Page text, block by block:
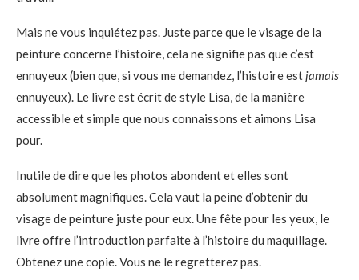
Mais ne vous inquiétez pas. Juste parce que le visage de la
peinture concerne l’histoire, cela ne signifie pas que c’est
ennuyeux (bien que, si vous me demandez, l’histoire est jamais
ennuyeux). Le livre est écrit de style Lisa, de la manière
accessible et simple que nous connaissons et aimons Lisa
pour.
Inutile de dire que les photos abondent et elles sont
absolument magnifiques. Cela vaut la peine d’obtenir du
visage de peinture juste pour eux. Une fête pour les yeux, le
livre offre l’introduction parfaite à l’histoire du maquillage.
Obtenez une copie. Vous ne le regretterez pas.